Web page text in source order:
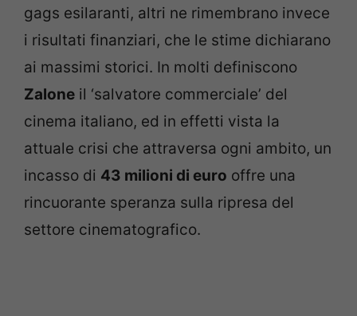
gags esilaranti, altri ne rimembrano invece
i risultati finanziari, che le stime dichiarano
ai massimi storici. In molti definiscono
Zalone il ‘salvatore commerciale’ del
cinema italiano, ed in effetti vista la
attuale crisi che attraversa ogni ambito, un
incasso di 43 milioni di euro offre una
rincuorante speranza sulla ripresa del
settore cinematografico.